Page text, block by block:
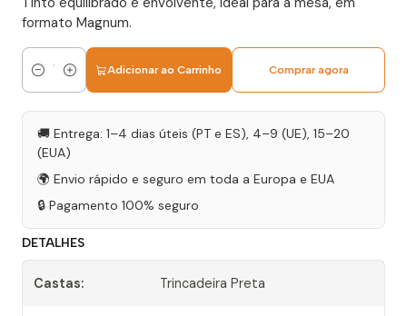
formato Magnum.
Quantidade
Adicionar ao Carrinho Comprar agora
🚚 Entrega: 1–4 dias úteis (PT e ES), 4–9 (UE), 15–20
(EUA)
🌍 Envio rápido e seguro em toda a Europa e EUA
🔒 Pagamento 100% seguro
DETALHES
Castas: Trincadeira Preta